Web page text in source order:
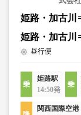
姫路・加古
姫路・加古
昼行便
姫路駅
14:50発
関西国際空港